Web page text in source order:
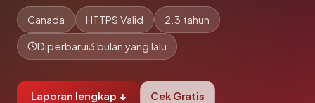
Canada HTTPS Valid 2.3 tahun
Diperbarui3 bulan yang lalu
Laporan lengkap ↓ Cek Gratis